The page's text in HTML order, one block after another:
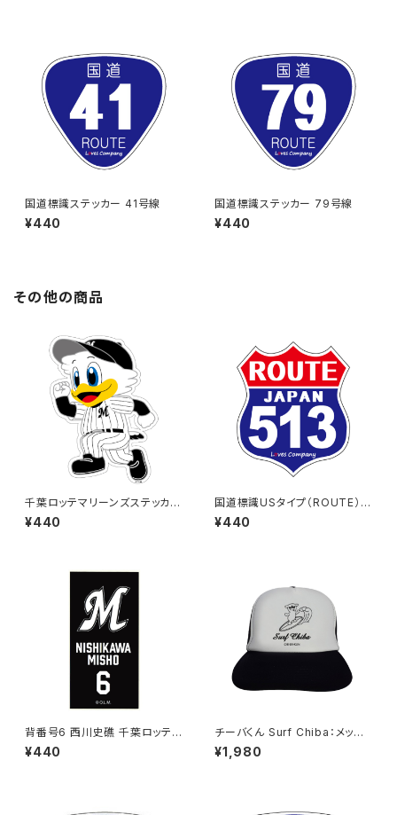
国道標識ステッカー 41号線
¥440
国道標識ステッカー 79号線
¥440
その他の商品
千葉ロッテマリーンズステッカー
14
¥440
国道標識USタイプ（ROUTE）ス
テッカー 513号線
¥440
背番号6 西川史礁 千葉ロッテマ
リーンズ 選手ステッカー（ブラッ
クB)
¥440
チーバくん Surf Chiba：メッシ
ュキャップ（Bホワイト）
¥1,980